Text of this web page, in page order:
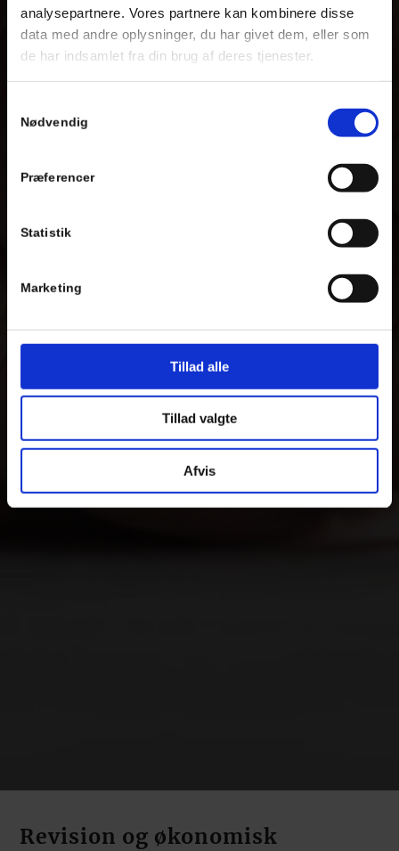
analysepartnere. Vores partnere kan kombinere disse
data med andre oplysninger, du har givet dem, eller som
de har indsamlet fra din brug af deres tjenester.
Nødvendig
Præferencer
Statistik
Marketing
Tillad alle
Tillad valgte
Afvis
Revision og økonomisk